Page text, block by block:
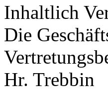
Inhaltlich
Die
Hr. Trebbin